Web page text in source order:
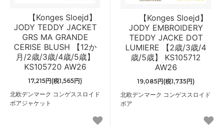
【Konges Sloejd】
JODY TEDDY JACKET
GRS MA GRANDE
CERISE BLUSH 【12か
月/2歳/3歳/4歳/5歳】
KS105720 AW26
17,215円(税1,565円)
北欧デンマーク コンゲススロイド
ボアジャケット
【Konges Sloejd】
JODY EMBROIDERY
TEDDY JACKE DOT
LUMIERE 【2歳/3歳/4
歳/5歳】 KS105712
AW26
19,085円(税1,735円)
北欧デンマーク コンゲススロイド
ボア